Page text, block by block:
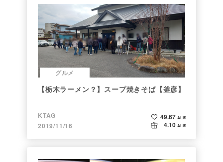
グルメ
【栃木ラーメン？】スープ焼きそば【釜彦】
KTAG
2019/11/16
49.67 ALIS
4.10 ALIS